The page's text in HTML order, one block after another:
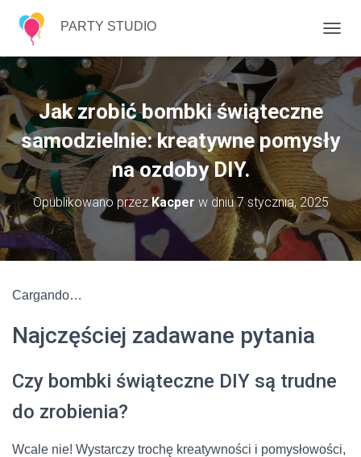
PARTY STUDIO
R
Ł
Z
W
G
A
Jak zrobić bombki świąteczne
samodzielnie: kreatywne pomysły
na ozdoby DIY.
Opublikowano przezKacper w dniu7 stycznia, 2025
Cargando…
Najczęściej zadawane pytania
Czy bombki świąteczne DIY są trudne
do zrobienia?
Wcale nie! Wystarczy trochę kreatywności i pomysłowości,